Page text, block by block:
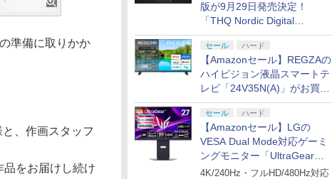
版が9月29日発売決定！
「THQ Nordic Digital
Showcase 2026」まとめ
セール ハード
【Amazonセール】REGZAの
ハイビジョン液晶スマートテ
レビ「24V35N(A)」がお買い
得！
セール ハード
【Amazonセール】LGの
VESA Dual Mode対応ゲーミ
ングモニター「UltraGear
27G850A-B」がお買い得！
4K/240Hz・フルHD/480Hz対応
準備に取りかか
、作画スタッフ
品をお届けし続け